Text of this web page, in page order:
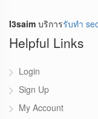
I3saim บริการรับทำ
Helpful Links
Login
Sign Up
My Account